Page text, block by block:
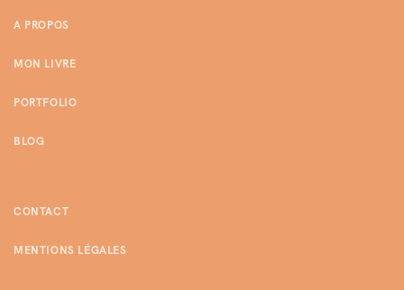
A PROPOS
MON LIVRE
PORTFOLIO
BLOG
CONTACT
MENTIONS LÉGALES